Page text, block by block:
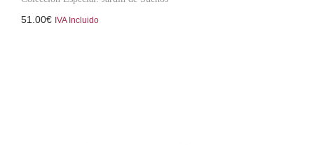
51.00€ IVA Incluido